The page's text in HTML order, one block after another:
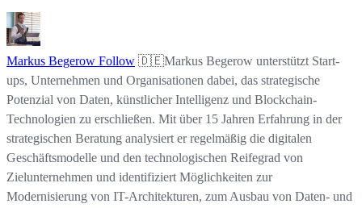
Markus Begerow Follow 🇩🇪Markus Begerow unterstützt Start-
ups, Unternehmen und Organisationen dabei, das strategische
Potenzial von Daten, künstlicher Intelligenz und Blockchain-
Technologien zu erschließen. Mit über 15 Jahren Erfahrung in der
strategischen Beratung analysiert er regelmäßig die digitalen
Geschäftsmodelle und den technologischen Reifegrad von
Zielunternehmen und identifiziert Möglichkeiten zur
Modernisierung von IT-Architekturen, zum Ausbau von Daten- und